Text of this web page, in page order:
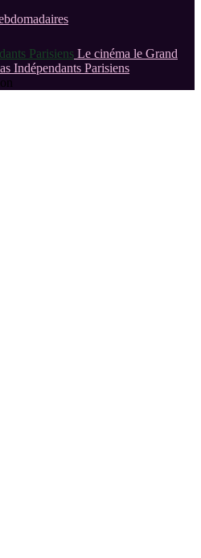
Le cinéma le Grand
Indépendants Parisiens